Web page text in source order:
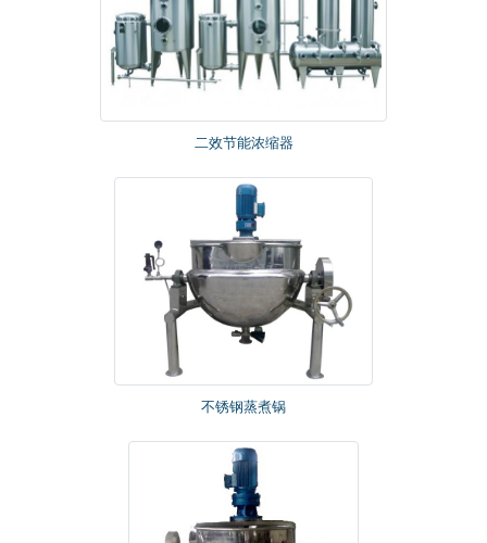
二效节能浓缩器
不锈钢蒸煮锅